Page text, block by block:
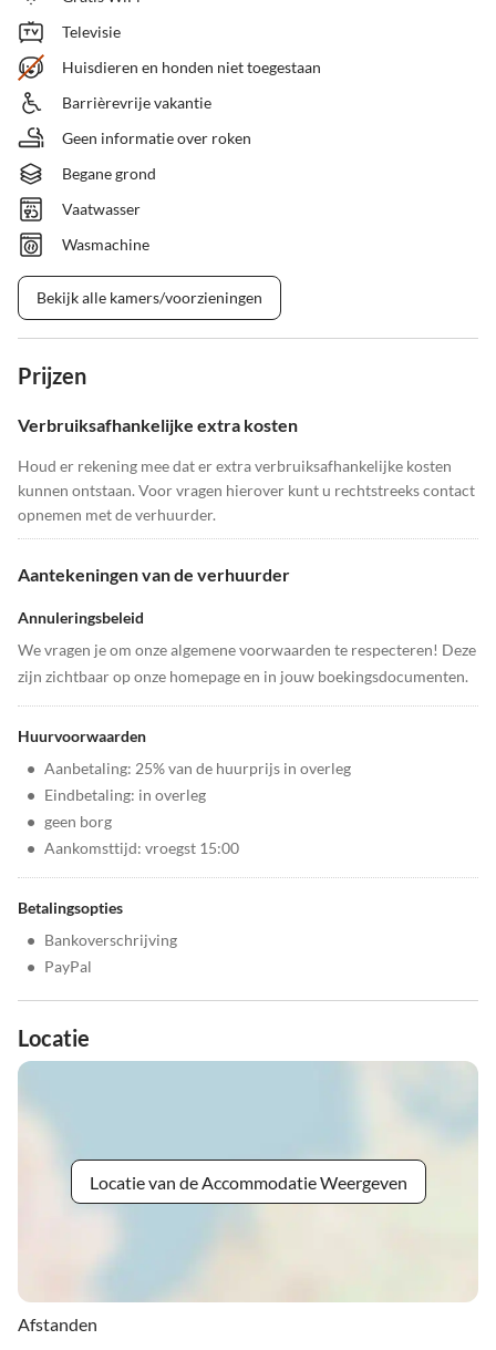
Televisie
Huisdieren en honden niet toegestaan
Barrièrevrije vakantie
Geen informatie over roken
Begane grond
Vaatwasser
Wasmachine
Bekijk alle kamers/voorzieningen
Prijzen
Verbruiksafhankelijke extra kosten
Houd er rekening mee dat er extra verbruiksafhankelijke kosten
kunnen ontstaan. Voor vragen hierover kunt u rechtstreeks contact
opnemen met de verhuurder.
Aantekeningen van de verhuurder
Annuleringsbeleid
We vragen je om onze algemene voorwaarden te respecteren! Deze
zijn zichtbaar op onze homepage en in jouw boekingsdocumenten.
Huurvoorwaarden
• Aanbetaling: 25% van de huurprijs in overleg
• Eindbetaling: in overleg
• geen borg
• Aankomsttijd: vroegst 15:00
Betalingsopties
• Bankoverschrijving
• PayPal
Locatie
Locatie van de Accommodatie Weergeven
Afstanden